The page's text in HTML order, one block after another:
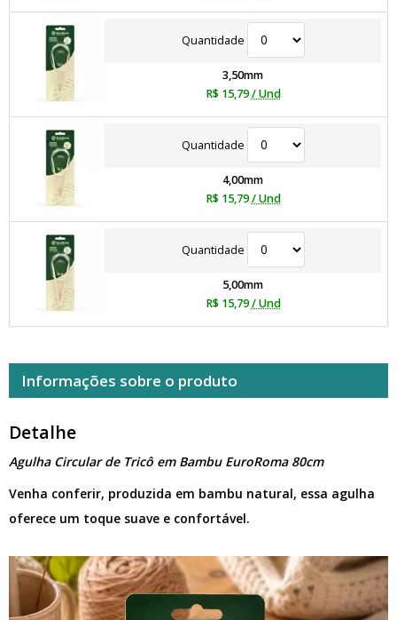
Quantidade
3,50mm
R$ 15,79 / Und
Quantidade
4,00mm
R$ 15,79 / Und
Quantidade
5,00mm
R$ 15,79 / Und
Informações sobre o produto
Detalhe
Agulha Circular de Tricô em Bambu EuroRoma 80cm
Venha conferir, produzida em bambu natural, essa agulha
oferece um toque suave e confortável.